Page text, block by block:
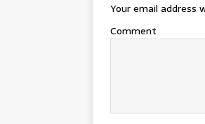
Your email address
Comment